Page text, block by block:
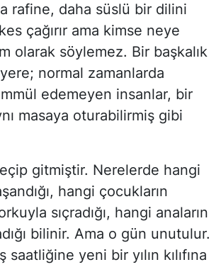
rafine, daha süslü bir dilini
çağırır ama kimse neye
olarak söylemez. Bir başkalık
normal zamanlarda
edemeyen insanlar, bir
masaya oturabilirmiş gibi
gitmiştir. Nerelerde hangi
hangi çocukların
sıçradığı, hangi anaların
bilinir. Ama o gün unutulur.
yeni bir yılın kılıfına